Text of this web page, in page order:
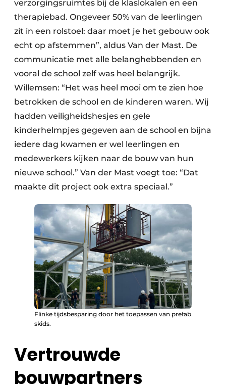
verzorgingsruimtes bij de klaslokalen en een
therapiebad. Ongeveer 50% van de leerlingen
zit in een rolstoel: daar moet je het gebouw ook
echt op afstemmen”, aldus Van der Mast. De
communicatie met alle belanghebbenden en
vooral de school zelf was heel belangrijk.
Willemsen: “Het was heel mooi om te zien hoe
betrokken de school en de kinderen waren. Wij
hadden veiligheidshesjes en gele
kinderhelmpjes gegeven aan de school en bijna
iedere dag kwamen er wel leerlingen en
medewerkers kijken naar de bouw van hun
nieuwe school.” Van der Mast voegt toe: “Dat
maakte dit project ook extra speciaal.”
Flinke tijdsbesparing door het toepassen van prefab
skids.
Vertrouwde
bouwpartners